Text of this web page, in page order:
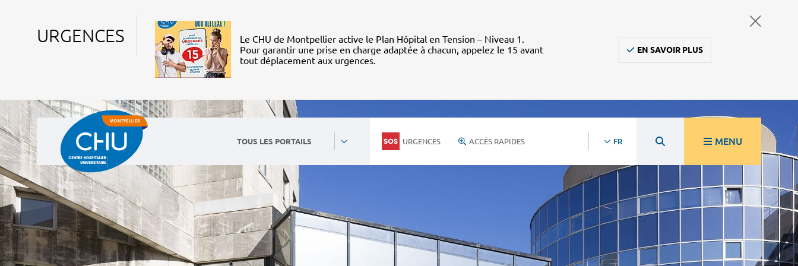
URGENCES
Le CHU de Montpellier active le Plan Hôpital en Tension – Niveau 1.
Pour garantir une prise en charge adaptée à chacun, appelez le 15 avant
tout déplacement aux urgences.
EN SAVOIR PLUS
TOUS LES PORTAILS URGENCES ACCÈS RAPIDES FR MENU